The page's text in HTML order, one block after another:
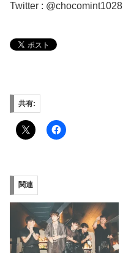
Twitter : @chocomint1028
共有:
関連